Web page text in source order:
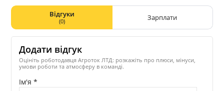
Відгуки
(0) Зарплати
Додати відгук
Оцініть роботодавця Агроток ЛТД: розкажіть про плюси, мінуси,
умови роботи та атмосферу в команді.
Ім'я *